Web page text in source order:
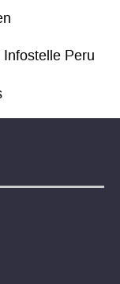
Infostelle Peru